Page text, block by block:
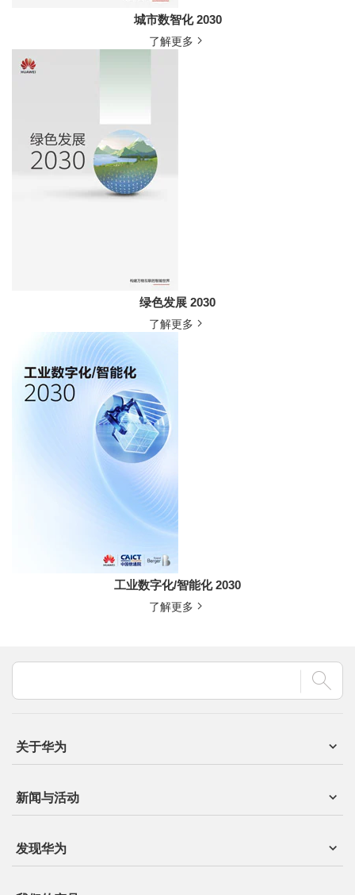
城市数智化 2030
了解更多
绿色发展 2030
了解更多
工业数字化/智能化 2030
了解更多
关于华为
新闻与活动
发现华为